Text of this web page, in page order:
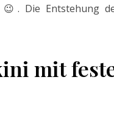
Die Entstehung
mit